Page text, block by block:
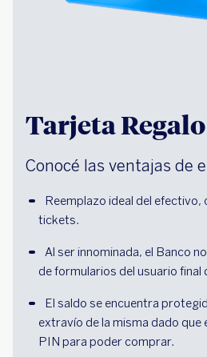
Tarjeta Regalo
Conocé las ventajas de
Reemplazo ideal del efectivo,
tickets.
Al ser innominada, el Banco
de formularios del usuario final
El saldo se encuentra
extravío de la misma dado que
PIN para poder comprar.